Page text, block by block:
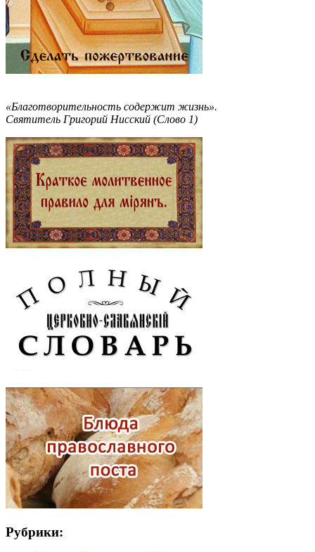
«Благотворительность содержит жизнь».
Святитель Григорий Нисский (Слово 1)
Рубрики: